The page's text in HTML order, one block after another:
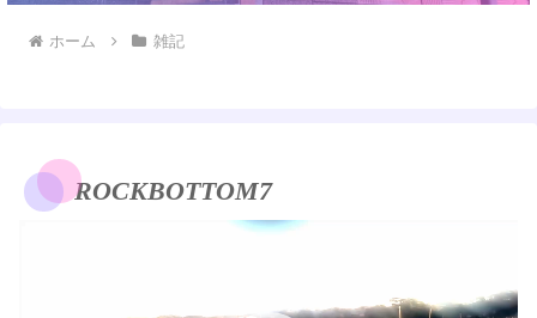
ホーム 雑記
ROCKBOTTOM7